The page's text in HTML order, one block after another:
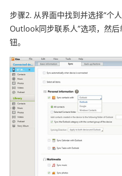
步骤2. 从界面中找到并选择“个
Outlook同步联系人”选项，然后
钮。